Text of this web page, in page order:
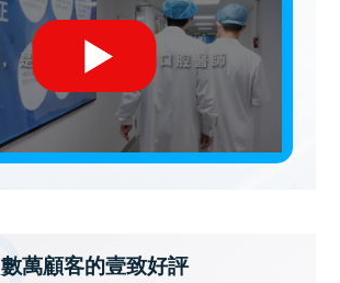
數萬顧客的壹致好評